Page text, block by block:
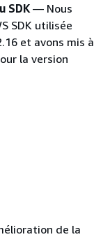
SDK— Nous
SDK utilisée
et avons mis à
la version
de la